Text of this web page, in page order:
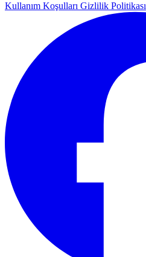
Kullanım Koşulları Gizlilik Politikası